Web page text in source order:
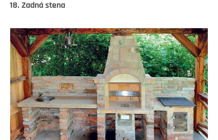
18. Zadná stena